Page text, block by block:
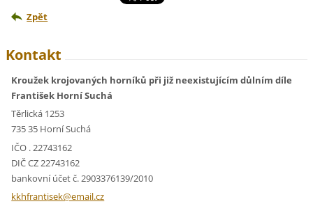
Zpět
Kontakt
Kroužek krojovaných horníků při již neexistujícím důlním díle
František Horní Suchá
Těrlická 1253
735 35 Horní Suchá
IČO . 22743162
DIČ CZ 22743162
bankovní účet č. 2903376139/2010
kkhfrantisek@email.cz